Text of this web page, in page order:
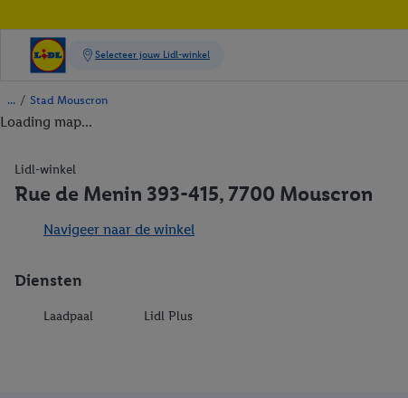
/ Stad Mouscron
Loading map...
Lidl-winkel
Rue de Menin 393-415, 7700 Mouscron
Navigeer naar de winkel
Diensten
Laadpaal Lidl Plus